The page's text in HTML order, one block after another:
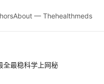
About — Thehealthmeds
全最稳科学上网秘